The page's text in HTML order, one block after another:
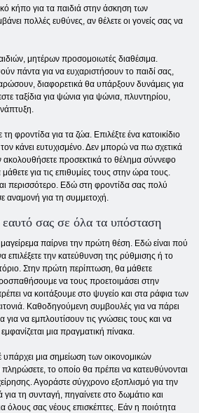
κήπο για τα παιδιά στην άσκηση των
πολλές ευθύνες, αν θέλετε οι γονείς σας να
μητέρων προσομοιωτές διαθέσιμα.
πάντα για να ευχαριστήσουν το παιδί σας,
διαφορετικά θα υπάρξουν δυνάμεις για
ταξίδια για ψώνια για ψώνια, πλυντηρίου,
φροντίδα για τα ζώα. Επιλέξτε ένα κατοικίδιο
κάνει ευτυχισμένο. Δεν μπορώ να πω σχετικά
ακολουθήσετε προσεκτικά το θέλημα σύννεφο
για τις επιθυμίες τους στην ώρα τους.
περισσότερο. Εδώ στη φροντίδα σας πολύ
αναμονή για τη συμμετοχή.
εαυτό σας σε όλα τα υπόσταση
παίρνει την πρώτη θέση. Εδώ είναι πού
επιλέξετε την κατεύθυνση της ρύθμισης ή το
Στην πρώτη περίπτωση, θα μάθετε
να τους προετοιμάσει στην
να κοιτάξουμε στο ψυγείο και στα ράφια των
Καθοδηγούμενη συμβουλές για να πάρει
για να εμπλουτίσουν τις γνώσεις τους και να
μια πραγματική πίνακα.
υπάρχει μια σημείωση των οικονομικών
το οποίο θα πρέπει να κατευθύνονται
Αγοράστε σύγχρονο εξοπλισμό για την
για τη συνταγή, πηγαίνετε στο δωμάτιο και
όλους σας νέους επισκέπτες. Εάν η ποιότητα